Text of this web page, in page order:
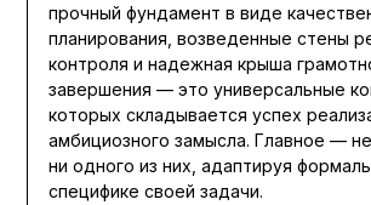
прочный фундамент в виде
планирования, возведенные стены
контроля и надежная крыша
завершения — это универсальные
которых складывается успех
амбициозного замысла. Главное —
ни одного из них, адаптируя
специфике своей задачи.